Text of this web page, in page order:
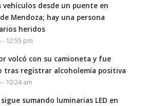
vehículos desde un puente en
Mendoza; hay una persona
heridos
12:55 pm
volcó con su camioneta y fue
tras registrar alcoholemia positiva
10:24 am
sumando luminarias LED en